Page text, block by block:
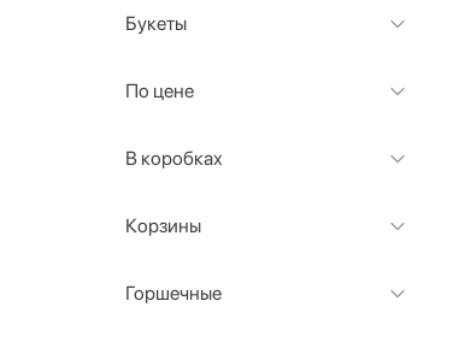
Букеты
По цене
В коробках
Корзины
Горшечные